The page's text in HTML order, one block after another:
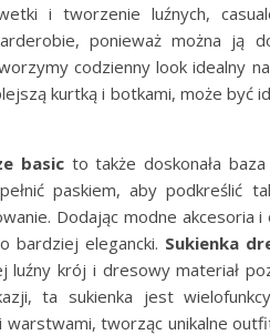
i tworzenie luźnych,
ponieważ można ją
codzienny look idealny
kurtką i botkami, może być
basic to także doskonała
paskiem, aby podkreślić
Dodając modne akcesoria
bardziej elegancki. Sukienka
luźny krój i dresowy materiał
ta sukienka jest
warstwami, tworząc unikalne